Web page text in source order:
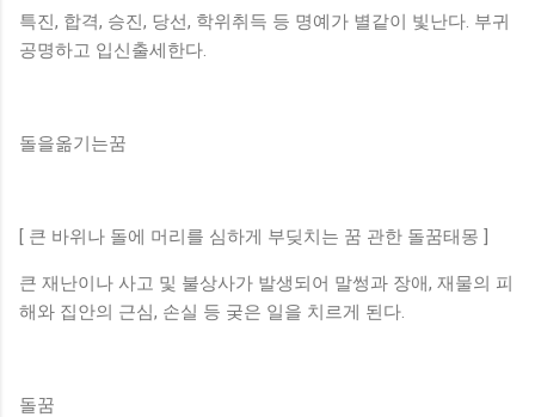
특진, 합격, 승진, 당선, 학위취득 등 명예가 별같이 빛난다. 부귀
공명하고 입신출세한다.
돌을옮기는꿈
[ 큰 바위나 돌에 머리를 심하게 부딪치는 꿈 관한 돌꿈태몽 ]
큰 재난이나 사고 및 불상사가 발생되어 말썽과 장애, 재물의 피
해와 집안의 근심, 손실 등 궂은 일을 치르게 된다.
돌꿈